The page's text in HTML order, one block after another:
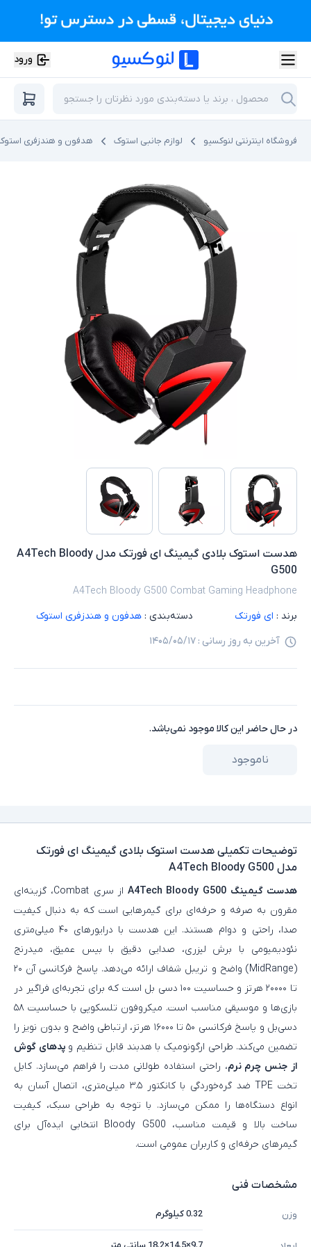
ورود
فروشگاه اینترنتی لنوکسیو لوازم جانبی استوک هدفون و هندزفری
هدست استوک بلادی گیمینگ ای فورتک مدل A4Tech Bloody
G500
A4Tech Bloody G500 Combat Gaming Headphone
برند : ای فورتک دسته‌بندی : هدفون و هندزفری استوک
آخرین به روز رسانی : ۱۴۰۵/۰۵/۱۷
در حال حاضر این کالا موجود نمی‌باشد.
ناموجود
توضیحات تکمیلی هدست استوک بلادی گیمینگ ای فورتک
مدل A4Tech Bloody G500
هدست گیمینگ A4Tech Bloody G500
از سری Combat، گزینه‌ای
مقرون‌ به‌ صرفه و حرفه‌ای برای گیمرهایی است که به دنبال کیفیت
صدا، راحتی و دوام هستند. این هدست با درایورهای ۴۰ میلی‌متری
نئودیمیومی با برش لیزری، صدایی دقیق با بیس عمیق، میدرنج
(MidRange) واضح و تریبل شفاف ارائه می‌دهد. پاسخ فرکانسی آن ۲۰
تا ۲۰۰۰۰ هرتز و حساسیت ۱۰۰ دسی‌ بل است که برای تجربه‌ای فراگیر در
بازی‌ها و موسیقی مناسب است. میکروفون تلسکوپی با حساسیت ۵۸
دسی‌بل و پاسخ فرکانسی ۵۰ تا ۱۶۰۰۰ هرتز، ارتباطی واضح و بدون نویز را
تضمین می‌کند. طراحی ارگونومیک با هدبند قابل تنظیم و پدهای گوش
از جنس چرم نرم، راحتی استفاده طولانی‌ مدت را فراهم می‌سازد. کابل
تخت TPE ضد گره‌خوردگی با کانکتور ۳.۵ میلی‌متری، اتصال آسان به
انواع دستگاه‌ها را ممکن می‌سازد. با توجه به طراحی سبک، کیفیت
ساخت بالا و قیمت مناسب، Bloody G500 انتخابی ایده‌آل برای
گیمرهای حرفه‌ای و کاربران عمومی است.
مشخصات فنی
وزن 0.32 کیلوگرم